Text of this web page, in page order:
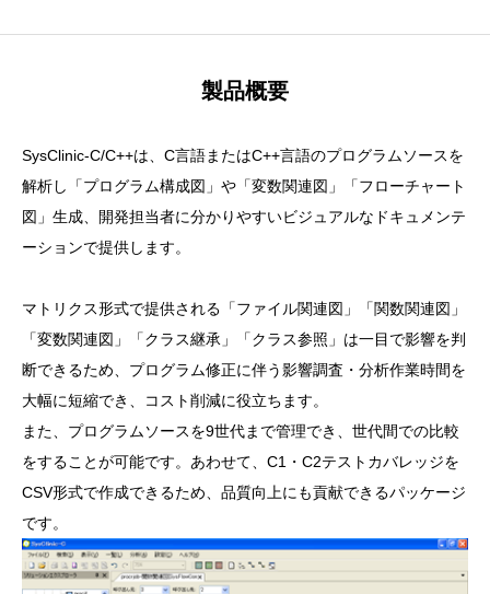
製品概要
SysClinic-C/C++は、C言語またはC++言語のプログラムソースを
解析し「プログラム構成図」や「変数関連図」「フローチャート
図」生成、開発担当者に分かりやすいビジュアルなドキュメンテ
ーションで提供します。
マトリクス形式で提供される「ファイル関連図」「関数関連図」
「変数関連図」「クラス継承」「クラス参照」は一目で影響を判
断できるため、プログラム修正に伴う影響調査・分析作業時間を
大幅に短縮でき、コスト削減に役立ちます。
また、プログラムソースを9世代まで管理でき、世代間での比較
をすることが可能です。あわせて、C1・C2テストカバレッジを
CSV形式で作成できるため、品質向上にも貢献できるパッケージ
です。